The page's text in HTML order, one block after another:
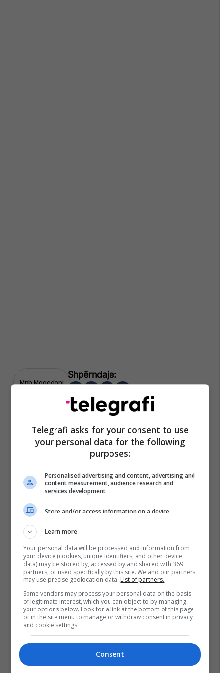
Mpb Maqedoni
Telegrafi asks for your consent to use
your personal data for the following
purposes:
Personalised advertising and content, advertising and
content measurement, audience research and
services development
Store and/or access information on a device
Learn more
Your personal data will be processed and information from
your device (cookies, unique identifiers, and other device
data) may be stored by, accessed by and shared with 369
partners, or used specifically by this site. We and our partners
may use precise geolocation data. List of partners.
Some vendors may process your personal data on the basis
of legitimate interest, which you can object to by managing
your options below. Look for a link at the bottom of this page
or in the site menu to manage or withdraw consent in privacy
and cookie settings.
Consent